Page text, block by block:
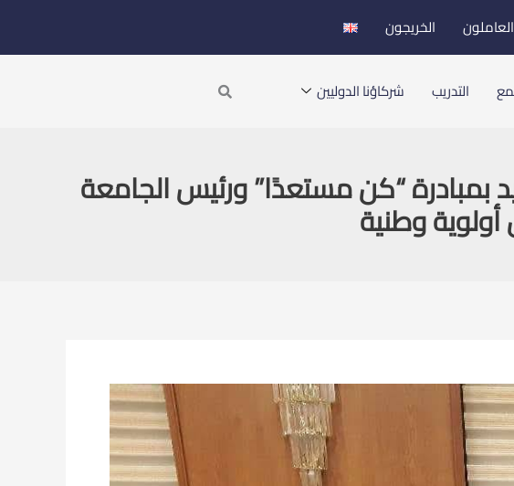
الخريجون
التدريب شركاؤنا الدوليين Search
بمبادرة “كن مستعدًا” ورئيس الجامعة
وطنية